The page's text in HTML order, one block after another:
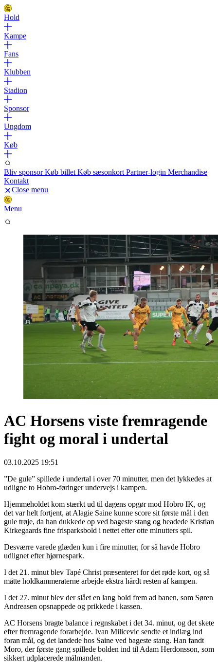
Hold
Kampe
Fans
Klubben
Stadion
Sponsor
Ungdom
Køb
Bliv sponsorKøb billet Køb sæsonkort Partner-login Merchandise
Kontakt
Close menu
Menu
AC Horsens viste fremragende
fight og moral i undertal
03.10.2025 19:51
”De gule” spillede i undertal i over 70 minutter, men det lykkedes at
udligne to Hobro-føringer undervejs i kampen.
Hjemmeholdet kom stærkt ud til dagens opgør mod Hobro IK, og
det var helt fortjent, at Alagie Saine kunne score sit første mål i den
gule trøje, da han dukkede op ved bageste stang og headede Kristian
Kirkegaards fine frisparksbold i nettet efter otte minutters spil.
Desværre varede glæden kun i fire minutter, for så havde Hobro
udlignet efter hjørnespark.
I det 21. minut blev Tapé Christ præsenteret for det røde kort, og så
måtte holdkammeraterne arbejde ekstra hårdt resten af kampen.
I det 27. minut blev der slået en lang bold frem ad banen, som Søren
Andreasen opsnappede og prikkede i kassen.
AC Horsens bragte balance i regnskabet i det 34. minut, og det skete
efter fremragende forarbejde. Ivan Milicevic sendte et indlæg ind
foran mål, og det landede hos Saine ved bageste stang. Han fandt
Moro, der første gang spillede bolden ind til Adam Herdonsson, som
sikkert udplacerede målmanden.